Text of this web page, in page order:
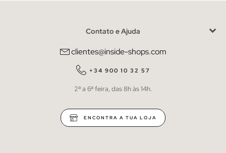
Contato e Ajuda
clientes@inside-shops.com
+34 900 10 32 57
2ª a 6ª feira, das 8h às 14h.
ENCONTRA A TUA LOJA